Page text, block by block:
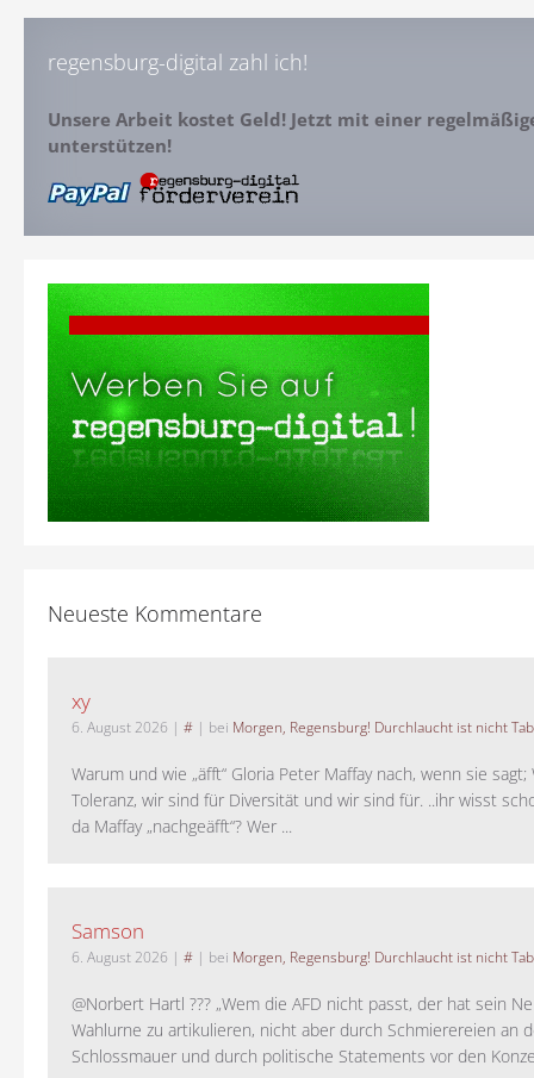
regensburg-digital zahl ich!
Unsere Arbeit kostet Geld! Jetzt mit einer
unterstützen!
Neueste Kommentare
xy
6. August 2026 | # | bei Morgen, Regensburg! Durchlaucht ist nicht
Warum und wie „äfft“ Gloria Peter Maffay nach, wenn sie
Toleranz, wir sind für Diversität und wir sind für. ..ihr wisst
da Maffay „nachgeäfft“? Wer ...
Samson
6. August 2026 | # | bei Morgen, Regensburg! Durchlaucht ist nicht
@Norbert Hartl ??? „Wem die AFD nicht passt, der hat sein
Wahlurne zu artikulieren, nicht aber durch Schmierereien an
Schlossmauer und durch politische Statements vor den